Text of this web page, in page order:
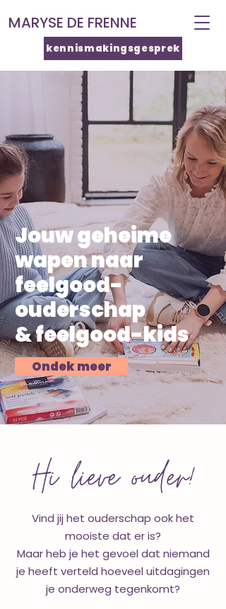
MARYSE DE FRENNE
kennismakingsgesprek
Jouw geheime
wapen naar
feelgood-
ouderschap
& feelgood-kids
Ondek meer
Hi lieve ouder!
Vind jij het ouderschap ook het
mooiste dat er is?
Maar heb je het gevoel dat niemand
je heeft verteld hoeveel uitdagingen
je onderweg tegenkomt?